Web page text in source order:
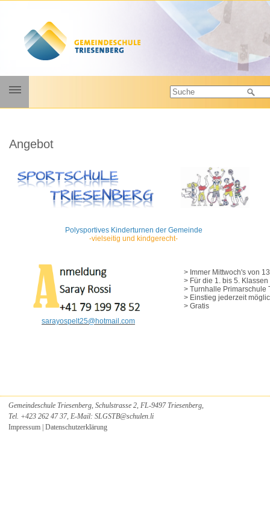
Unsere Werte
Angebote
Logopädie
Schulsozialarbeit
Schulpsychologischer Dienst
Musikschule
Angebot
Polysportives Kinderturnen der Gemeinde
-vielseitig und kindgerecht-
sarayospelt25@hotmail.com
> Immer Mittwoch's von
> Für die 1. bis 5.
> Turnhalle Primarschule
> Einstieg jederzeit
> Gratis
Gemeindeschule Triesenberg, Schulstrasse 2, FL-9497 Triesenberg,
Tel. +423 262 47 37, E-Mail: SLGSTB@schulen.li
Impressum | Datenschutzerklärung